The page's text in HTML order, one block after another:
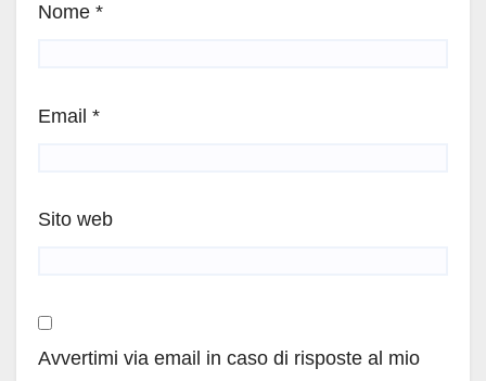
Nome *
Email *
Sito web
Avvertimi via email in caso di risposte al mio